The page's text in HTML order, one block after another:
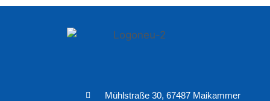
Mühlstraße 30, 67487 Maikammer